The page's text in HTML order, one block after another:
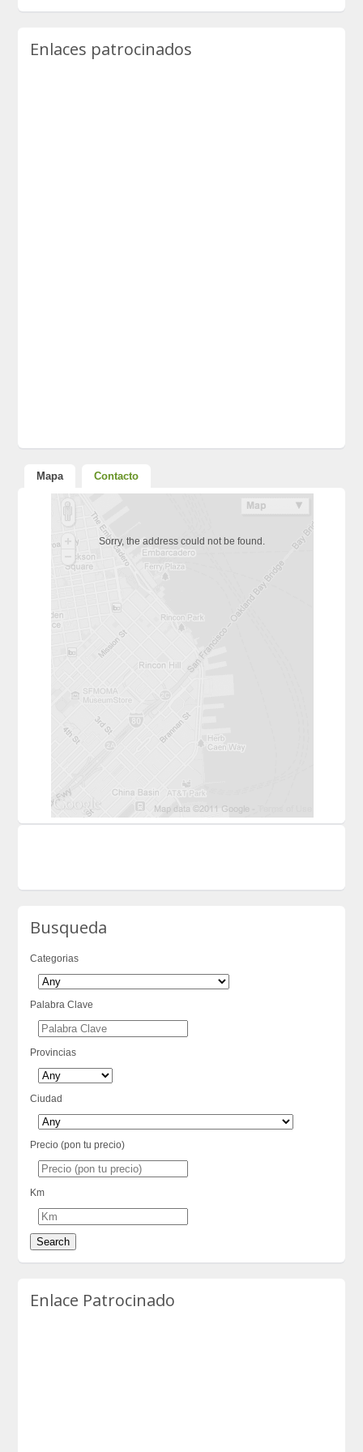
Enlaces patrocinados
Mapa Contacto
Sorry, the address could not be found.
Busqueda
Categorias
Palabra Clave
Provincias
Ciudad
Precio (pon tu precio)
Km
Enlace Patrocinado